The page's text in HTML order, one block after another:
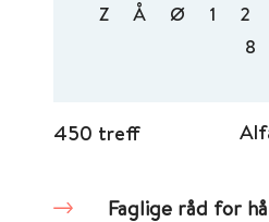
Z
Å Ø 1 2
8
450 treff
Faglige råd for